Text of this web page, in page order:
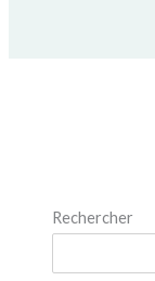
Rechercher